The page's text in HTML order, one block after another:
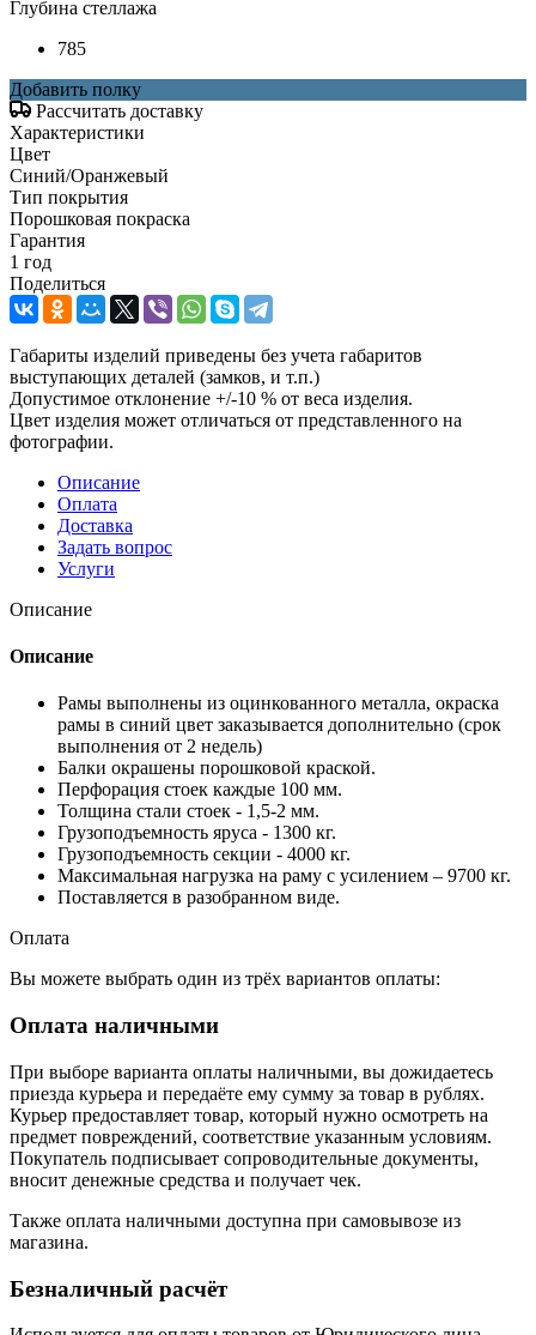
Глубина стеллажа
785
Добавить полку
Рассчитать доставку
Характеристики
Цвет
Синий/Оранжевый
Тип покрытия
Порошковая покраска
Гарантия
1 год
Поделиться
Габариты изделий приведены без учета габаритов
выступающих деталей (замков, и т.п.)
Допустимое отклонение +/-10 % от веса изделия.
Цвет изделия может отличаться от представленного на
фотографии.
Описание
Оплата
Доставка
Задать вопрос
Услуги
Описание
Описание
Рамы выполнены из оцинкованного металла, окраска
рамы в синий цвет заказывается дополнительно (срок
выполнения от 2 недель)
Балки окрашены порошковой краской.
Перфорация стоек каждые 100 мм.
Толщина стали стоек - 1,5-2 мм.
Грузоподъемность яруса - 1300 кг.
Грузоподъемность секции - 4000 кг.
Максимальная нагрузка на раму с усилением – 9700 кг.
Поставляется в разобранном виде.
Оплата
Вы можете выбрать один из трёх вариантов оплаты:
Оплата наличными
При выборе варианта оплаты наличными, вы дожидаетесь
приезда курьера и передаёте ему сумму за товар в рублях.
Курьер предоставляет товар, который нужно осмотреть на
предмет повреждений, соответствие указанным условиям.
Покупатель подписывает сопроводительные документы,
вносит денежные средства и получает чек.
Также оплата наличными доступна при самовывозе из
магазина.
Безналичный расчёт